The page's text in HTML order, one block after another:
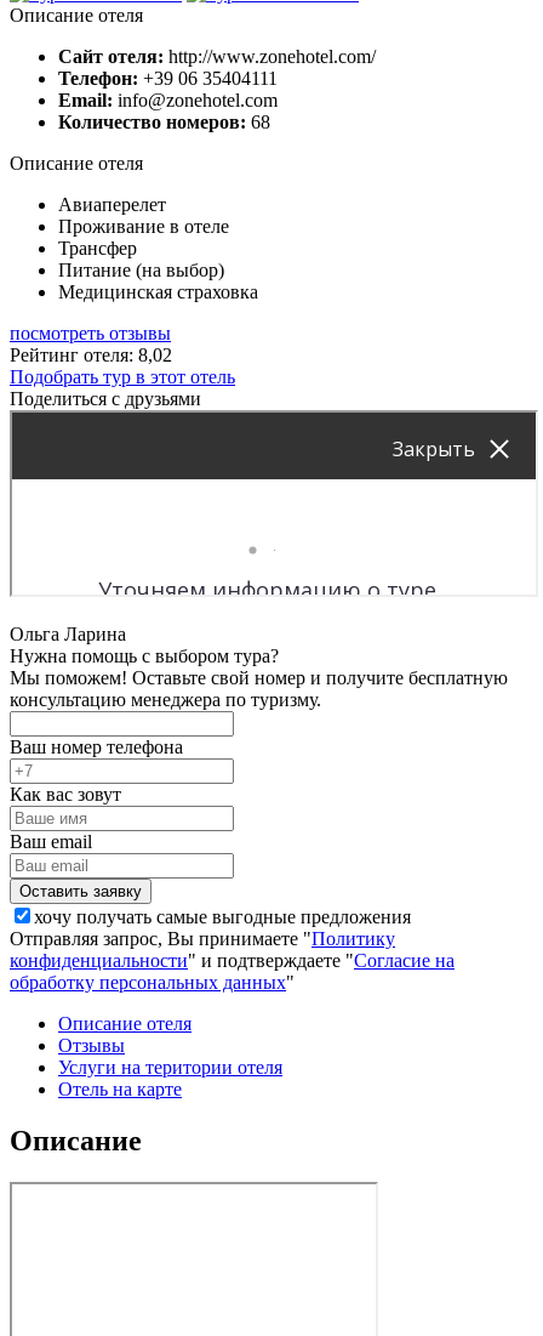
Описание отеля
Сайт отеля: http://www.zonehotel.com/
Телефон: +39 06 35404111
Email: info@zonehotel.com
Количество номеров: 68
Описание отеля
Авиаперелет
Проживание в отеле
Трансфер
Питание (на выбор)
Медицинская страховка
посмотреть отзывы
Рейтинг отеля: 8,02
Подобрать тур в этот отель
Поделиться с друзьями
Ольга Ларина
Нужна помощь с выбором тура?
Мы поможем! Оставьте свой номер и получите бесплатную
консультацию менеджера по туризму.
Ваш номер телефона
Как вас зовут
Ваш email
хочу получать самые выгодные предложения
Отправляя запрос, Вы принимаете "Политику
конфиденциальности" и подтверждаете "Согласие на
обработку персональных данных"
Описание отеля
Отзывы
Услуги на територии отеля
Отель на карте
Описание